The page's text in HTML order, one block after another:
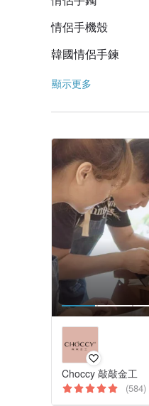
情侶手機殼
韓國情侶手鍊
顯示更多
Choccy 敲敲金工
(584)